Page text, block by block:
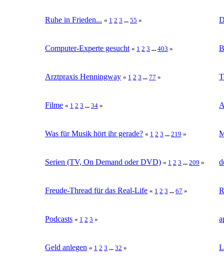
Ruhe in Frieden... « 1 2 3 ... 55 »
Computer-Experte gesucht « 1 2 3 ... 403 »
Arztpraxis Henningway « 1 2 3 ... 77 »
Filme « 1 2 3 ... 34 »
Was für Musik hört ihr gerade? « 1 2 3 ... 219 »
Serien (TV, On Demand oder DVD) « 1 2 3 ... 209 »
Freude-Thread für das Real-Life « 1 2 3 ... 67 »
Podcasts « 1 2 3 »
Geld anlegen « 1 2 3 ... 32 »